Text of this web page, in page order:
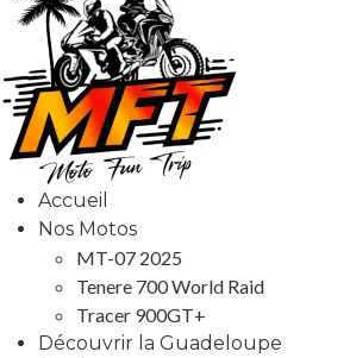
Accueil
Nos Motos
MT-07 2025
Tenere 700 World Raid
Tracer 900GT+
Découvrir la Guadeloupe